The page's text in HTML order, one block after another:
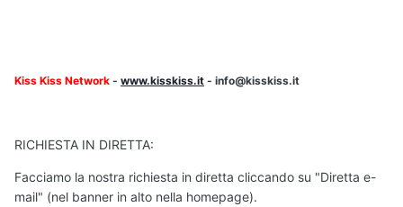
Kiss Kiss Network - www.kisskiss.it - info@kisskiss.it
RICHIESTA IN DIRETTA:
Facciamo la nostra richiesta in diretta cliccando su "Diretta e-
mail" (nel banner in alto nella homepage).